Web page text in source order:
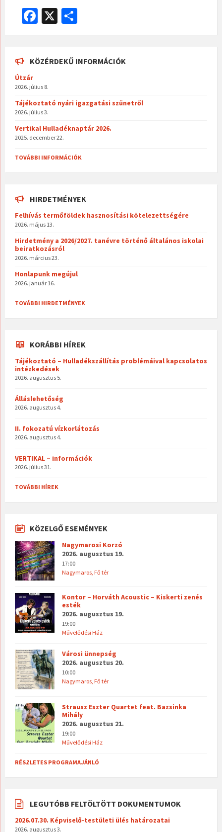
Fa
ce
o
o
k
X
ss
m
KÖZÉRDEKŰ INFORMÁCIÓK
Útzár
2026. július 8.
Tájékoztató nyári igazgatási szünetről
2026. július 3.
Vertikal Hulladéknaptár 2026.
2025. december 22.
TOVÁBBI INFORMÁCIÓK
HIRDETMÉNYEK
Felhívás termőföldek hasznosítási kötelezettségére
2026. május 13.
Hirdetmény a 2026/2027. tanévre történő általános iskolai
beiratkozásról
2026. március 23.
Honlapunk megújul
2026. január 16.
TOVÁBBI HIRDETMÉNYEK
KORÁBBI HÍREK
Tájékoztató – Hulladékszállítás problémáival kapcsolatos
intézkedések
2026. augusztus 5.
Álláslehetőség
2026. augusztus 4.
II. fokozatú vízkorlátozás
2026. augusztus 4.
VERTIKAL – információk
2026. július 31.
TOVÁBBI HÍREK
KÖZELGŐ ESEMÉNYEK
Nagymarosi Korzó
2026. augusztus 19.
17:00
Nagymaros, Fő tér
Kontor – Horváth Acoustic – Kiskerti zenés
esték
2026. augusztus 19.
19:00
Művelődési Ház
Városi ünnepség
2026. augusztus 20.
10:00
Nagymaros, Fő tér
Strausz Eszter Quartet feat. Bazsinka
Mihály
2026. augusztus 21.
19:00
Művelődési Ház
RÉSZLETES PROGRAMAJÁNLÓ
LEGUTÓBB FELTÖLTÖTT DOKUMENTUMOK
2026.07.30. Képviselő-testületi ülés határozatai
2026. augusztus 3.